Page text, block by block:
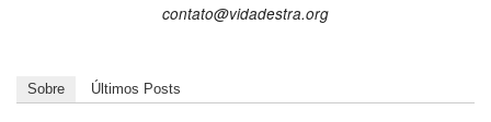
contato@vidadestra.org
Sobre Últimos Posts